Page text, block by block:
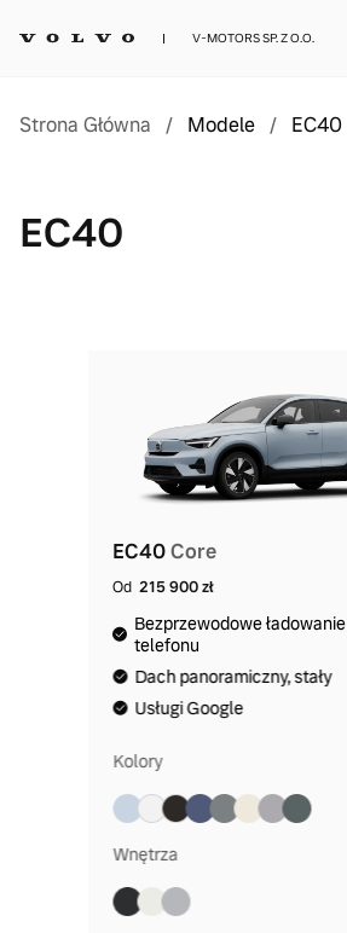
V-MOTORS SP. Z O.O.
Strona Główna / Modele / EC40
EC40
EC40Core
Od215 900 zł
Bezprzewodowe ładowanie
telefonu
Dach panoramiczny, stały
Usługi Google
Kolory
Wnętrza